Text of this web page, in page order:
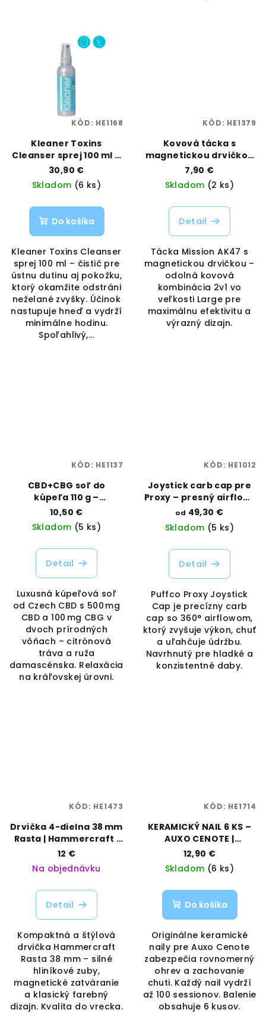
Kleaner Toxins
Cleanser sprej 100 ml –
ústna hygiena &
pokožka | Kleaner |
Vaporama
30,90 €
Skladom (6 ks)
Do košíka
Kleaner Toxins Cleanser
sprej 100 ml – čistič pre
ústnu dutinu aj pokožku,
ktorý okamžite odstráni
neželané zvyšky. Účinok
nastupuje hneď a vydrží
minimálne hodinu.
Spoľahlivý,...
KÓD: HE1168
Kovová tácka s
magnetickou drvičkou
– Mission AK47, veľkosť
Large | Best Buds |
Vaporama
7,90 €
Skladom (2 ks)
Detail
Tácka Mission AK47 s
magnetickou drvičkou –
odolná kovová
kombinácia 2v1 vo
veľkosti Large pre
maximálnu efektivitu a
výrazný dizajn.
KÓD: HE1379
CBD+CBG soľ do
kúpeľa 110 g –
citrónová tráva/ruža |
Czech CBD | Vaporama
10,50 €
Skladom (5 ks)
Detail
Luxusná kúpeľová soľ
od Czech CBD s 500 mg
CBD a 100 mg CBG v
dvoch prírodných
vôňach – citrónová
tráva a ruža
damascénska. Relaxácia
na kráľovskej úrovni.
KÓD: HE1137
Joystick carb cap pre
Proxy – presný airflow |
Puffco | Vaporama
od 49,30 €
Skladom (5 ks)
Detail
Puffco Proxy Joystick
Cap je precízny carb
cap so 360° airflowom,
ktorý zvyšuje výkon, chuť
a uľahčuje údržbu.
Navrhnutý pre hladké a
konzistentné daby.
KÓD: HE1012
Drvička 4-dielna 38 mm
Rasta | Hammercraft |
Vaporama
12 €
Na objednávku
Detail
Kompaktná a štýlová
drvička Hammercraft
Rasta 38 mm – silné
hliníkové zuby,
magnetické zatváranie
a klasický farebný
dizajn. Kvalita do vrecka.
KÓD: HE1473
KERAMICKÝ NAIL 6 KS –
AUXO CENOTE |
Vaporama
12,90 €
Skladom (6 ks)
Do košíka
Originálne keramické
naily pre Auxo Cenote
zabezpečia rovnomerný
ohrev a zachovanie
chuti. Každý nail vydrží
až 100 sessionov. Balenie
obsahuje 6 kusov.
KÓD: HE1714